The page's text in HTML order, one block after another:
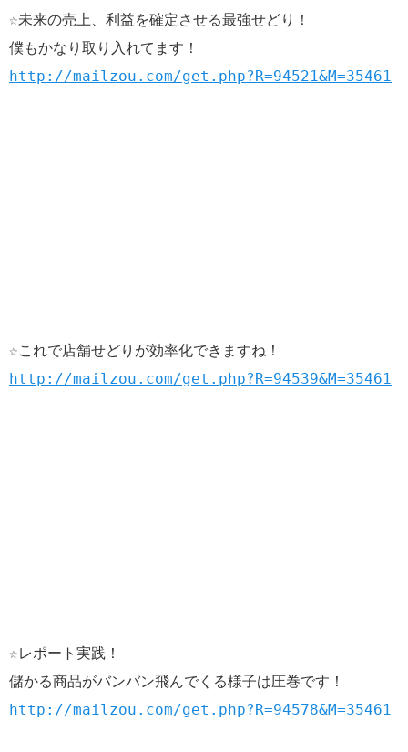
☆未来の売上、利益を確定させる最強せどり！
僕もかなり取り入れてます！
http://mailzou.com/get.php?R=94521&M=35461
☆これで店舗せどりが効率化できますね！
http://mailzou.com/get.php?R=94539&M=35461
☆レポート実践！
儲かる商品がバンバン飛んでくる様子は圧巻です！
http://mailzou.com/get.php?R=94578&M=35461